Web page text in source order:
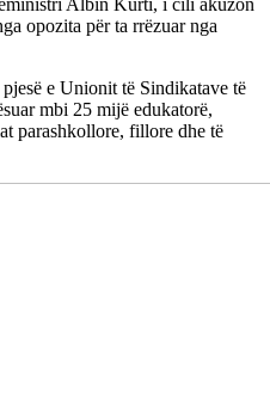
Albin Kurti, i cili akuzon
opozita për ta rrëzuar nga
e Unionit të Sindikatave të
mbi 25 mijë edukatorë,
parashkollore, fillore dhe të